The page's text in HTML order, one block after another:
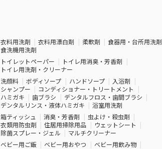
衣料用洗剤 衣料用漂白剤 柔軟剤
食器用・台所用洗剤
食洗機用洗剤
トイレットペーパー
トイレ用消臭・芳香剤
トイレ用洗剤・クリーナー
洗顔料 ボディソープ ハンドソープ
入浴剤
シャンプー
コンディショナー・トリートメント
ハミガキ
歯ブラシ
デンタルフロス・歯間ブラシ
デンタルリンス・液体ハミガキ
浴室用洗剤
箱ティッシュ 消臭・芳香剤
虫よけ・殺虫剤
衣類用防虫剤
住居用掃除用品
ウェットシート
除菌スプレー・ジェル
マルチクリーナー
ベビー用ご飯 ベビー用おやつ
ベビー用飲み物